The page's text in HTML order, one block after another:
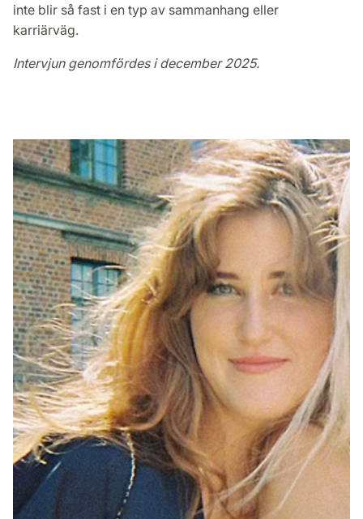
inte blir så fast i en typ av sammanhang eller
karriärväg.
Intervjun genomfördes i december 2025.